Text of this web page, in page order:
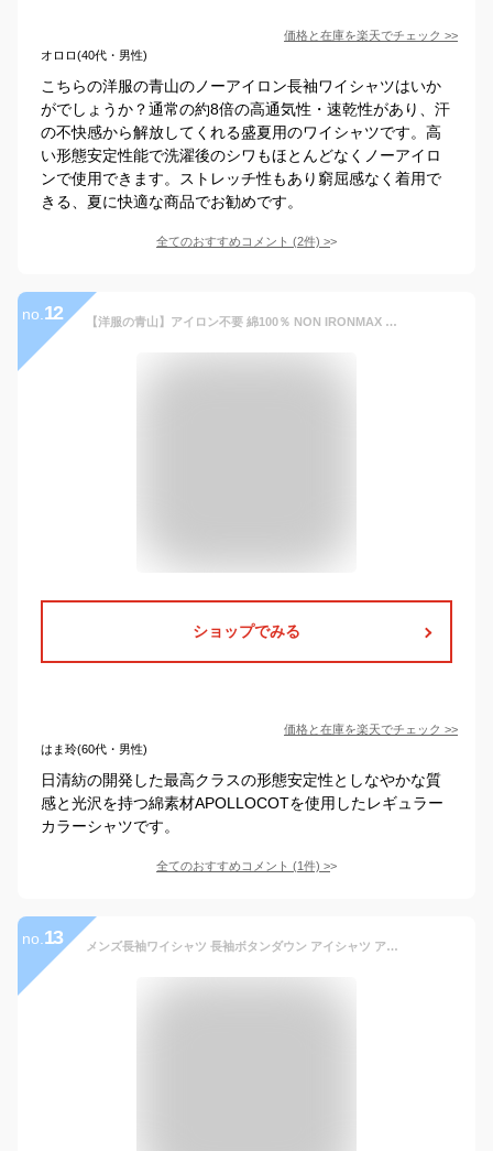
価格と在庫を楽天でチェック >>
オロロ(40代・男性)
こちらの洋服の青山のノーアイロン長袖ワイシャツはいか
がでしょうか？通常の約8倍の高通気性・速乾性があり、汗
の不快感から解放してくれる盛夏用のワイシャツです。高
い形態安定性能で洗濯後のシワもほとんどなくノーアイロ
ンで使用できます。ストレッチ性もあり窮屈感なく着用で
きる、夏に快適な商品でお勧めです。
全てのおすすめコメント (2件) >
no. 12 【洋服の青山】アイロン不要 綿100％ NON IRONMAX ワイシャツ 長袖 メンズ スリム オールシーズン 春夏秋冬 ホワイト 白無地 ボタンダウン ノーアイロン ノンアイロン ストレッチ 形態安定 シワになりにくい Yシャツ カッターシャツ ビジネス セレモニー フォーマル パーティ
ショップでみる
価格と在庫を楽天でチェック >>
はま玲(60代・男性)
日清紡の開発した最高クラスの形態安定性としなやかな質
感と光沢を持つ綿素材APOLLOCOTを使用したレギュラー
カラーシャツです。
全てのおすすめコメント (1件) >
no. 13 メンズ長袖ワイシャツ 長袖ボタンダウン アイシャツ アイスセンサー ホワイト 冷感素材 完全ノーアイロン ストレッチ 汗ジミ防止 抗菌防臭 ややスリム 3780 3980 3982 4182 4184 4386 4586 ポリエステル 春夏 PSFA